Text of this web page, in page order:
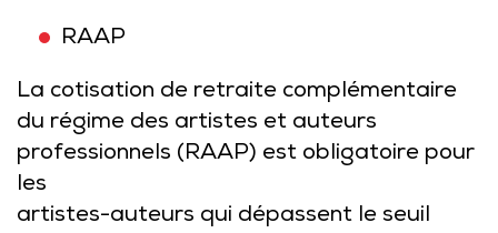
RAAP
La cotisation de retraite complémentaire
du régime des artistes et auteurs
professionnels (RAAP) est obligatoire pour
les
artistes-auteurs qui dépassent le seuil